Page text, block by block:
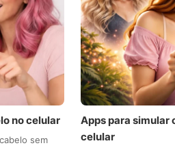
no celular
sem
Apps para simular
celular